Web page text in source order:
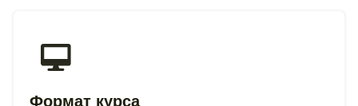
Формат курса